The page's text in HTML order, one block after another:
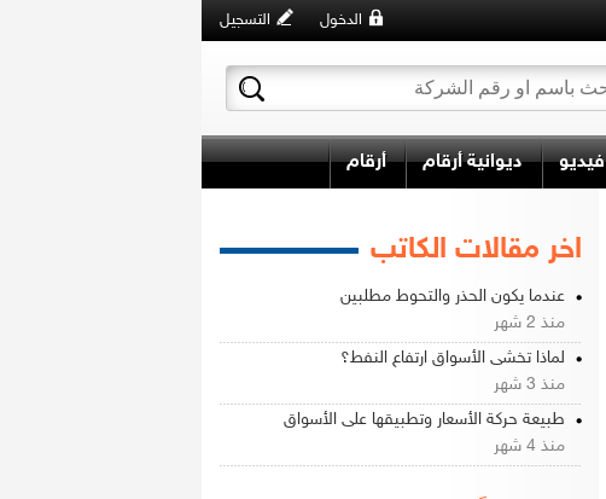
التسجيل الدخول
فيديو ديوانية أرقام أرقام
اخر مقالات الكاتب
عندما يكون الحذر والتحوط مطلبين
منذ 2 شهر
لماذا تخشى الأسواق ارتفاع النفط؟
منذ 3 شهر
طبيعة حركة الأسعار وتطبيقها على الأسواق
منذ 4 شهر